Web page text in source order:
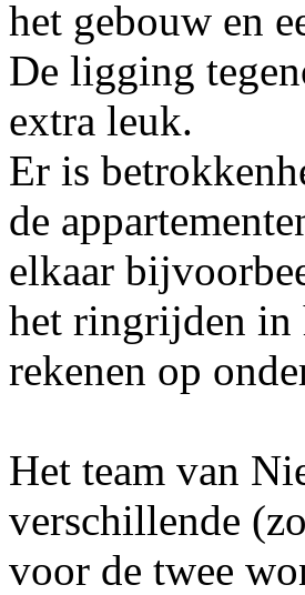
het gebouw en
De ligging
extra leuk.
Er is
de
elkaar
het ringrijden in
rekenen op
Het team van
verschillende
voor de twee